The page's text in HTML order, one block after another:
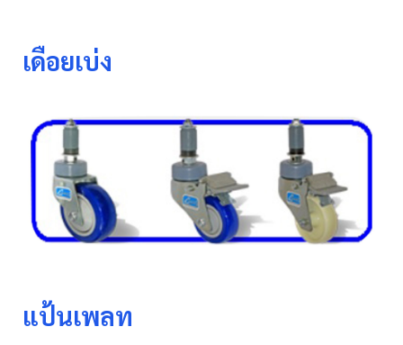
เดือยเบ่ง
แป้นเพลท